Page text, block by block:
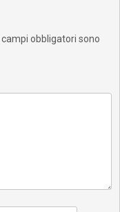
I campi obbligatori sono